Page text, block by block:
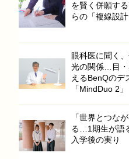
を賢く併願す
らの「複線設計
眼科医に聞く
光の関係…目
えるBenQのデ
「MindDuo 2」
「世界とつな
る…1期生が語
入学後の実り